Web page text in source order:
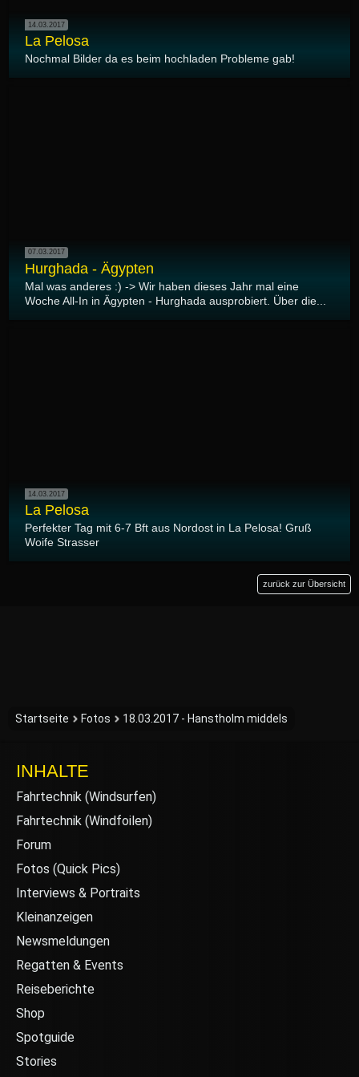
14.03.2017
La Pelosa
Nochmal Bilder da es beim hochladen Probleme gab!
07.03.2017
Hurghada - Ägypten
Mal was anderes :) -> Wir haben dieses Jahr mal eine
Woche All-In in Ägypten - Hurghada ausprobiert. Über die...
14.03.2017
La Pelosa
Perfekter Tag mit 6-7 Bft aus Nordost in La Pelosa! Gruß
Woife Strasser
zurück zur Übersicht
Startseite Fotos 18.03.2017 - Hanstholm middels
INHALTE
Fahrtechnik (Windsurfen)
Fahrtechnik (Windfoilen)
Forum
Fotos (Quick Pics)
Interviews & Portraits
Kleinanzeigen
Newsmeldungen
Regatten & Events
Reiseberichte
Shop
Spotguide
Stories